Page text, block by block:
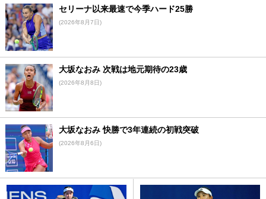
セリーナ以来最速で今季ハード25勝
(2026年8月7日)
大坂なおみ 次戦は地元期待の23歳
(2026年8月8日)
大坂なおみ 快勝で3年連続の初戦突破
(2026年8月6日)